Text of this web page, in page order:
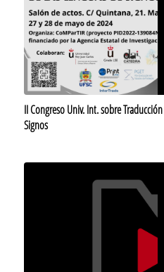
II Congreso Univ. Int. sobre
Signos